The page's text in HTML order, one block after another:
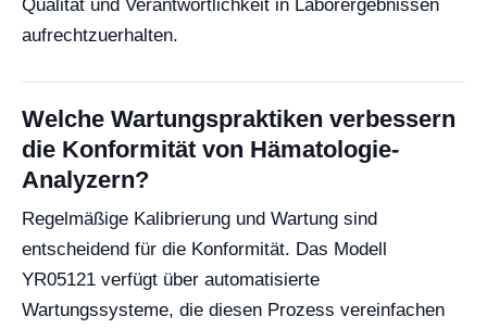
Qualität und Verantwortlichkeit in Laborergebnissen
aufrechtzuerhalten.
Welche Wartungspraktiken verbessern
die Konformität von Hämatologie-
Analyzern?
Regelmäßige Kalibrierung und Wartung sind
entscheidend für die Konformität. Das Modell
YR05121 verfügt über automatisierte
Wartungssysteme, die diesen Prozess vereinfachen